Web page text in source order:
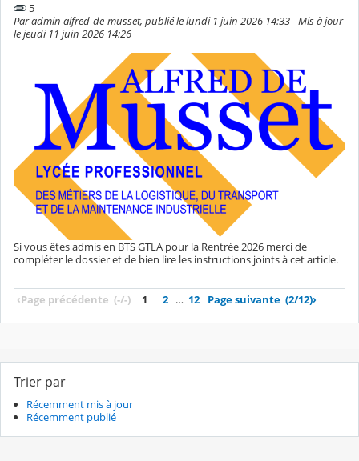
5
Par admin alfred-de-musset, publié le lundi 1 juin 2026 14:33 - Mis à jour
le jeudi 11 juin 2026 14:26
Si vous êtes admis en BTS GTLA pour la Rentrée 2026 merci de
compléter le dossier et de bien lire les instructions joints à cet article.
‹Page précédente (-/-) 1 2 … 12 Page suivante (2/12)›
Trier par
Récemment mis à jour
Récemment publié